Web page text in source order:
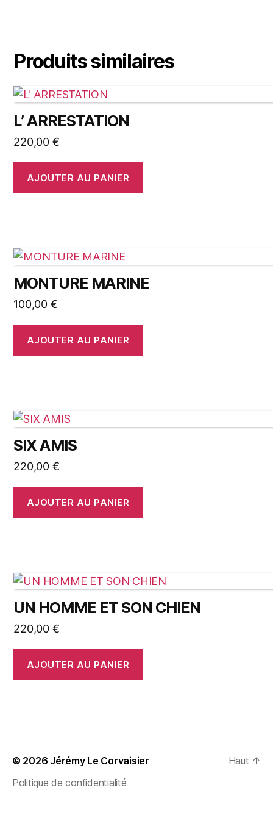
Produits similaires
L’ ARRESTATION
220,00 €
AJOUTER AU PANIER
MONTURE MARINE
100,00 €
AJOUTER AU PANIER
SIX AMIS
220,00 €
AJOUTER AU PANIER
UN HOMME ET SON CHIEN
220,00 €
AJOUTER AU PANIER
© 2026Jérémy Le Corvaisier
Politique de confidentialité
Haut ↑